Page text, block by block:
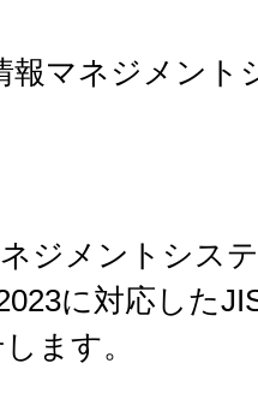
報マネジメント
ジメントシス
に対応した
ます。